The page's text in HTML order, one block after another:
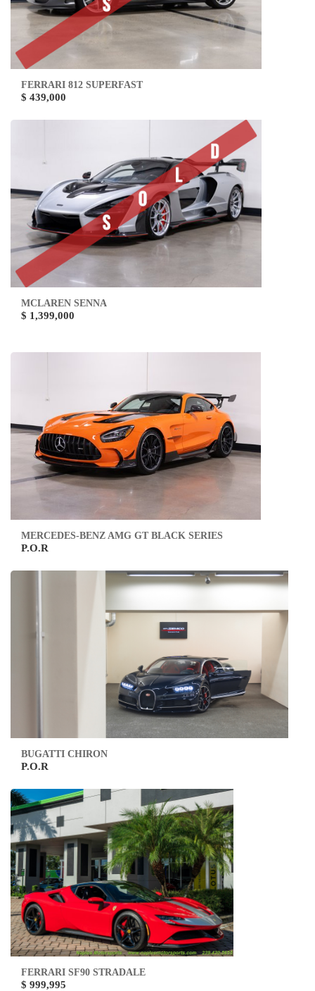
FERRARI 812 SUPERFAST
$ 439,000
MCLAREN SENNA
$ 1,399,000
MERCEDES-BENZ AMG GT BLACK SERIES
P.O.R
BUGATTI CHIRON
P.O.R
FERRARI SF90 STRADALE
$ 999,995